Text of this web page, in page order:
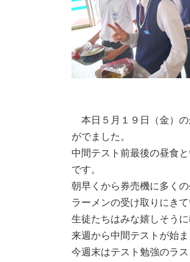
本日５月１９日（金）の
がでました。
中間テスト前最後の昼食
です。
朝早くから券売機に多く
ラーメンの受け取りにきて
生徒たちはみな嬉しそう
来週から中間テストが始ま
今週末はテスト勉強のラ